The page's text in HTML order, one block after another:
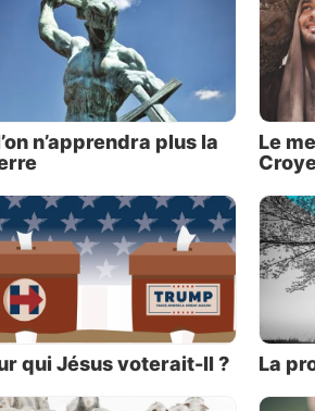
», chantait-il.
va se produire.
et pour des raisons – et d’une
décrites dans un livre ancien
monde moderne.
en tant que puissance. Par la
son cœur à son peuple,
d’appliquer les solutions
La justice (et son absence)
Bible, mais Ésaïe est celui des
plus.
en ce qu’ils contiennent des
n’apprendra plus la
Le
qui Jésus voterait-Il ? La